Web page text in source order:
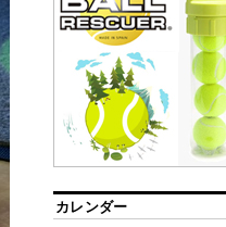
カレンダー